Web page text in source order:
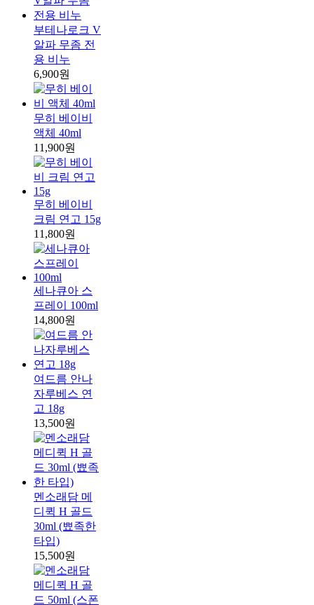
부테나로크 V
알파 무좀 전
용 비누
6,900원
무히 베이비
액체 40ml
11,900원
무히 베이비
크림 연고 15g
11,800원
세나큐아 스
프레이 100ml
14,800원
여드름 안나
자루베스 연
고 18g
13,500원
멘소래담 메
디퀵 H 골드
30ml (뾰족한
타입)
15,500원